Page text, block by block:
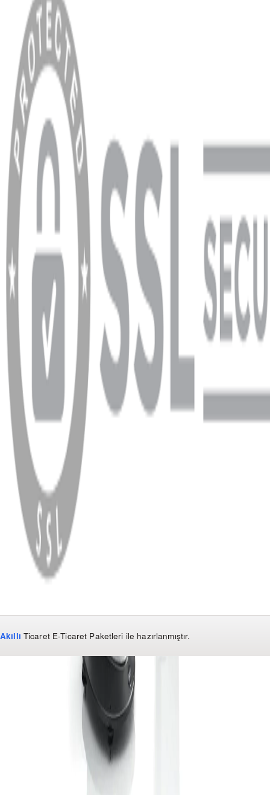
Anasayfa
Hakkımızda
Blog
MÜŞTERİ HİZMETLERİ
Hesabım
Sipariş Sorgulama
Banka Hesap Bilgileri
YARDIM VE DESTEK
Ödeme ve Teslimat Şartları
Garanti ve İade Şartları
info@dukkanhifi.com
0850 441 40 44
info@dukkanhifi.com 0850 441 40 44
Çalışma Saatleri: Pazartesi - Cuma 09:30 - 19:30, Cumartesi 10:00 - 18:00
WhatsApp Facebook
Copyright
2026 Dükkan Hifi
Akıllı Ticaret E-Ticaret Paketleri ile hazırlanmıştır.